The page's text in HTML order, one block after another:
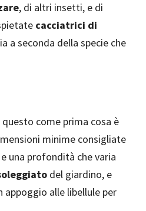
, di altri insetti, e di
cacciatrici di
a seconda della specie che
questo come prima cosa è
minime consigliate
una profondità che varia
del giardino, e
appoggio alle libellule per